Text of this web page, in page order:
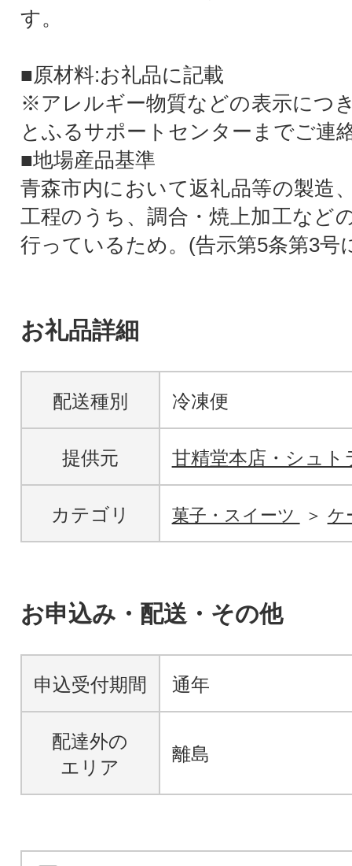
す。
■原材料:お礼品に記載
※アレルギー物質などの表示につ
とふるサポートセンターまでご連
■地場産品基準
青森市内において返礼品等の製造
工程のうち、調合・焼上加工など
行っているため。(告示第5条第3号
お礼品詳細
配送種別 冷凍便
提供元 甘精堂本店・シュト
カテゴリ 菓子・スイーツ ケ
お申込み・配送・その他
申込受付期間 通年
配達外の
エリア
離島